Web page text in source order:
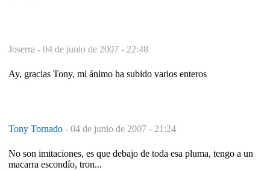
Joserra - 04 de junio de 2007 - 22:48
Ay, gracias Tony, mi ánimo ha subido varios enteros
Tony Tornado - 04 de junio de 2007 - 21:24
No son imitaciones, es que debajo de toda esa pluma, tengo a un
macarra escondío, tron...